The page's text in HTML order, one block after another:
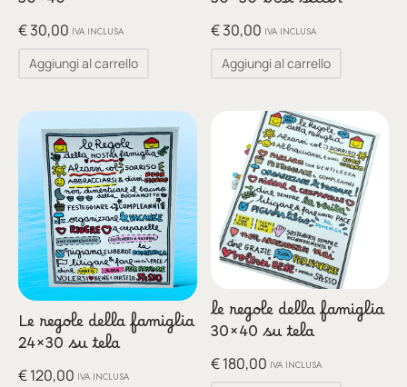
€30,00 IVA INCLUSA
Aggiungi al carrello
€30,00 IVA INCLUSA
Aggiungi al carrello
Le regole della famiglia
24×30 su tela
€120,00 IVA INCLUSA
le regole della famiglia
30×40 su tela
€180,00 IVA INCLUSA
pezzi unici
Felici